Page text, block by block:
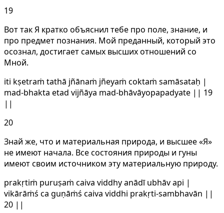
19
Вот так Я кратко объяснил тебе про поле, знание, и
про предмет познания. Мой преданный, который это
осознал, достигает самых высших отношений со
Мной.
iti kṣetraṁ tathā jñānaṁ jñeyaṁ coktaṁ samāsataḥ |
mad-bhakta etad vijñāya mad-bhāvāyopapadyate || 19
||
20
Знай же, что и материальная природа, и высшее «Я»
не имеют начала. Все состояния природы и гуны
имеют своим источником эту материальную природу.
prakṛtiṁ puruṣaṁ caiva viddhy anādī ubhāv api |
vikārāṁś ca guṇāṁś caiva viddhi prakṛti-sambhavān ||
20 ||